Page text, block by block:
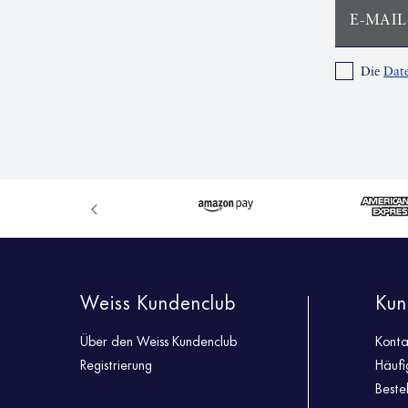
E-MAIL
Die
Weiss Kundenclub
Über den Weiss Kundenclub
Registrierung